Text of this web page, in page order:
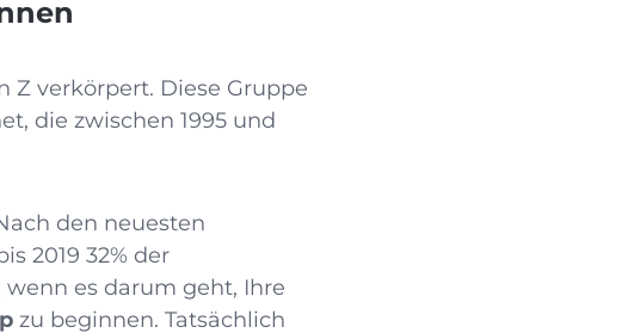
Z verkörpert. Diese Gruppe
die zwischen 1995 und
den neuesten
2019 32% der
es darum geht, Ihre
zu beginnen. Tatsächlich